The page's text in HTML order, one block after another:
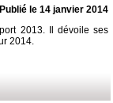
Publié le 14 janvier 2014
2013. Il dévoile ses
2014.